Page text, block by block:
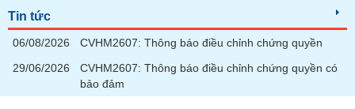
Tin tức
06/08/2026
CVHM2607: Thông báo điều chỉnh chứng quyền
29/06/2026
CVHM2607: Thông báo điều chỉnh chứng quyền có
bảo đảm